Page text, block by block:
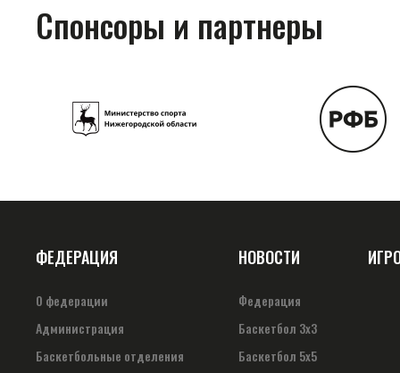
Спонсоры и партнеры
ФЕДЕРАЦИЯ
О федерации
Администрация
Баскетбольные отделения
НОВОСТИ
Федерация
Баскетбол 3х3
Баскетбол 5х5